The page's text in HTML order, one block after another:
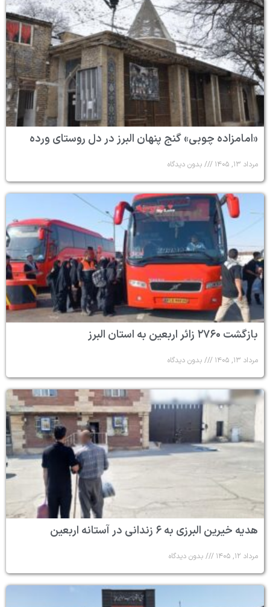
«امامزاده چوبی» گنج پنهان البرز در دل روستای ورده
مرداد ۱۳, ۱۴۰۵ بدون دیدگاه
بازگشت ۲۷۶۰ زائر اربعین به استان البرز
مرداد ۱۳, ۱۴۰۵ بدون دیدگاه
هدیه خیرین البرزی به ۶ زندانی در آستانه اربعین
مرداد ۱۲, ۱۴۰۵ بدون دیدگاه